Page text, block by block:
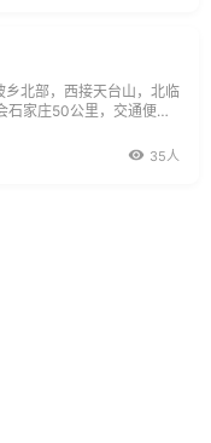
北部，西接天台山，北临
石家庄50公里，交通便
35人